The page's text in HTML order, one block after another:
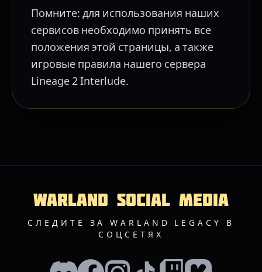
Помните: для использования наших
сервисов необходимо принять все
положения этой страницы, а также
игровые правила нашего сервера
Lineage 2 Interlude.
WARLAND SOCIAL MEDIA
СЛЕДИТЕ ЗА WARLAND LEGACY В
СОЦСЕТЯХ